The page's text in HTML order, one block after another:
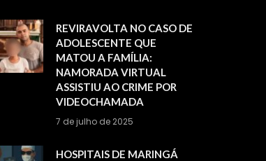
REVIRAVOLTA NO CASO DE
ADOLESCENTE QUE
MATOU A FAMÍLIA:
NAMORADA VIRTUAL
ASSISTIU AO CRIME POR
VIDEOCHAMADA
7 de julho de 2025
HOSPITAIS DE MARINGÁ